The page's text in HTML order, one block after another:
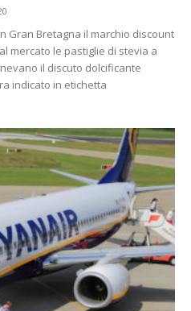
Gran Bretagna il marchio discount
mercato le pastiglie di stevia a
il discuto dolcificante
indicato in etichetta